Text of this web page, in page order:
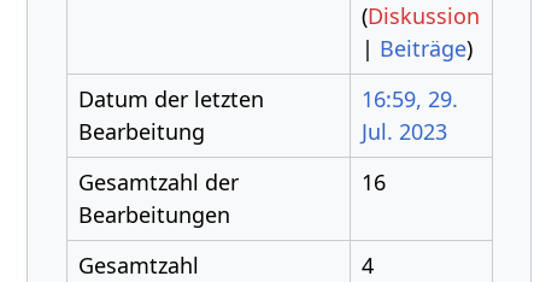
(Diskussion
| Beiträge)
Datum der letzten
Bearbeitung
16:59, 29.
Jul. 2023
Gesamtzahl der
Bearbeitungen
16
Gesamtzahl
4